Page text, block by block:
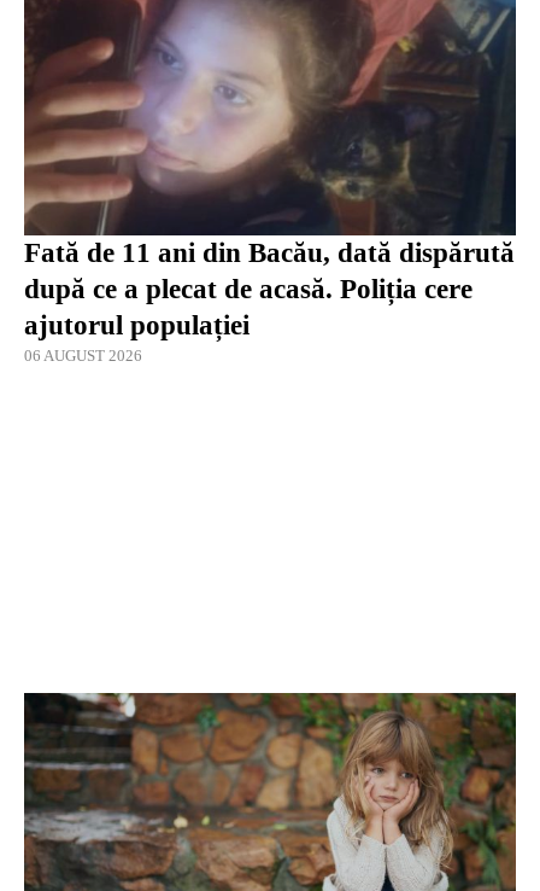
Fată de 11 ani din Bacău, dată dispărută
după ce a plecat de acasă. Poliția cere
ajutorul populației
06 AUGUST 2026